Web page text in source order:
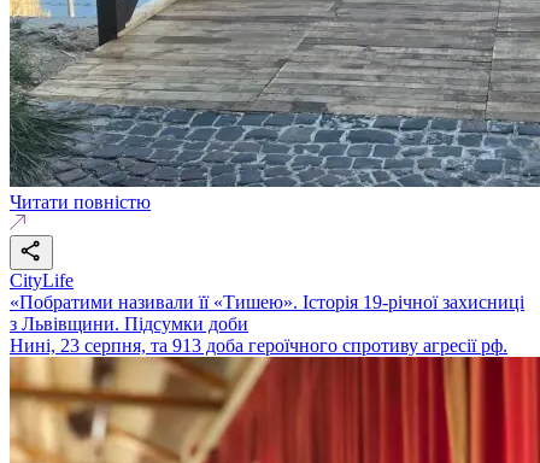
Читати повністю
CityLife
«Побратими називали її «Тишею». Історія 19-річної захисниці
з Львівщини. Підсумки доби
Нині, 23 серпня, та 913 доба героїчного спротиву агресії рф.